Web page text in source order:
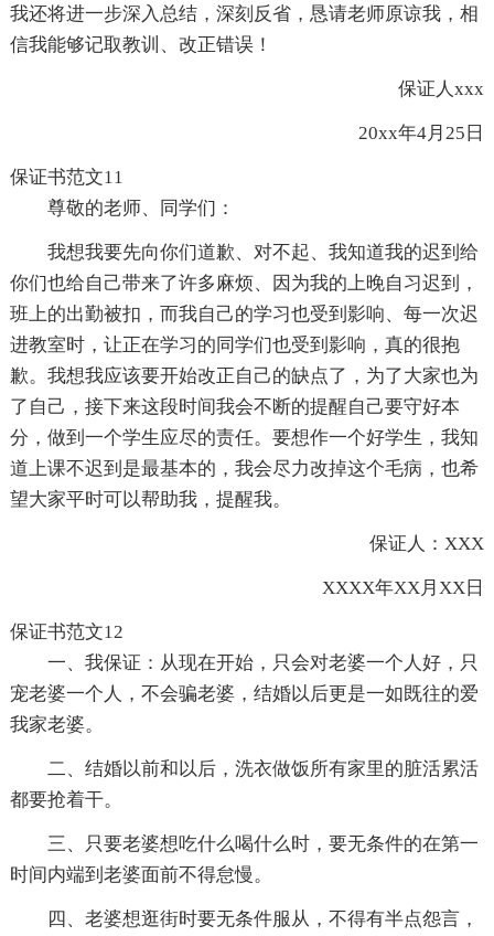
我还将进一步深入总结，深刻反省，恳请老师原谅我，相
信我能够记取教训、改正错误！
保证人xxx
20xx年4月25日
保证书范文11
尊敬的老师、同学们：
我想我要先向你们道歉、对不起、我知道我的迟到给
你们也给自己带来了许多麻烦、因为我的上晚自习迟到，
班上的出勤被扣，而我自己的学习也受到影响、每一次迟
进教室时，让正在学习的同学们也受到影响，真的很抱
歉。我想我应该要开始改正自己的缺点了，为了大家也为
了自己，接下来这段时间我会不断的提醒自己要守好本
分，做到一个学生应尽的责任。要想作一个好学生，我知
道上课不迟到是最基本的，我会尽力改掉这个毛病，也希
望大家平时可以帮助我，提醒我。
保证人：XXX
XXXX年XX月XX日
保证书范文12
一、我保证：从现在开始，只会对老婆一个人好，只
宠老婆一个人，不会骗老婆，结婚以后更是一如既往的爱
我家老婆。
二、结婚以前和以后，洗衣做饭所有家里的脏活累活
都要抢着干。
三、只要老婆想吃什么喝什么时，要无条件的在第一
时间内端到老婆面前不得怠慢。
四、老婆想逛街时要无条件服从，不得有半点怨言，